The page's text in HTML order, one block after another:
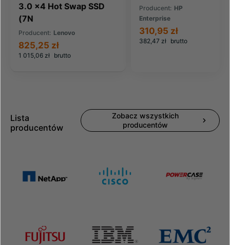
3.0 x4 Hot Swap SSD
(7N
Producent: Lenovo
1 015,06 zł brutto
825,25 zł
Producent: HP
Enterprise
382,47 zł brutto
310,95 zł
Lista
producentów
Zobacz wszystkich
producentów